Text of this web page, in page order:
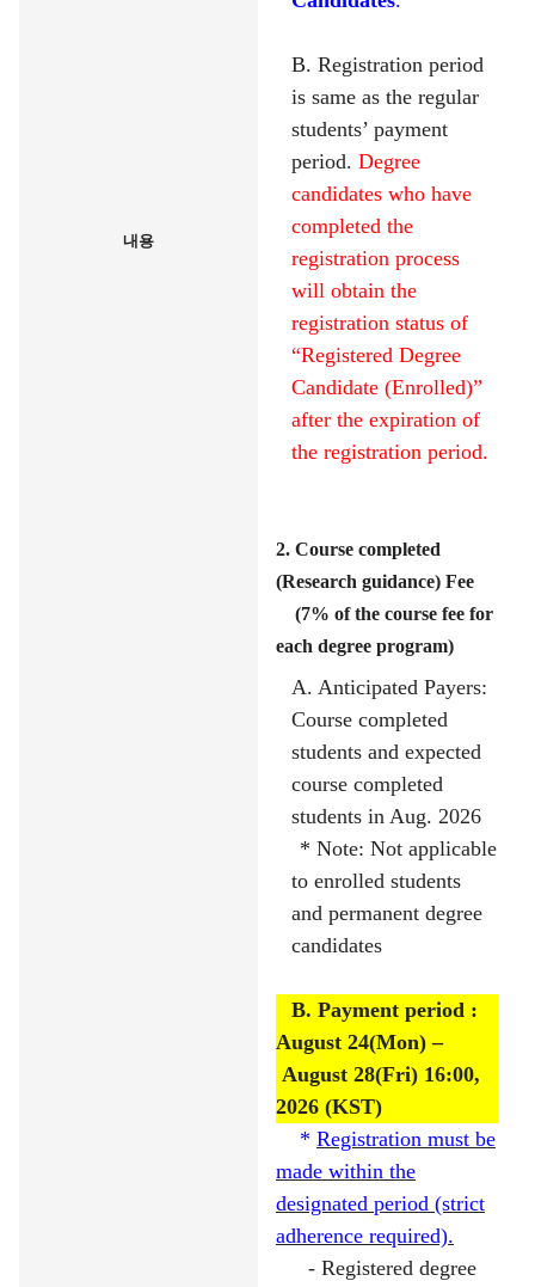
내용
B. Registration period
is same as the regular
students’ payment
period. Degree
candidates who have
completed the
registration process
will obtain the
registration status of
“Registered Degree
Candidate (Enrolled)”
after the expiration of
the registration period.
2. Course completed
(Research guidance) Fee
(7% of the course fee for
each degree program)
A. Anticipated Payers:
Course completed
students and expected
course completed
students in Aug. 2026
* Note: Not applicable
to enrolled students
and permanent degree
candidates
B. Payment period :
August 24(Mon)–
August 28(Fri) 16:00,
2026 (KST)
* Registration must be
made within the
designated period (strict
adherence required).
- Registered degree